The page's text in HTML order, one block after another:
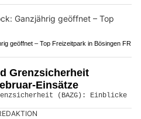
geöffnet – Top Freizeitpark in Bösingen FR
Grenzsicherheit
Einsätze